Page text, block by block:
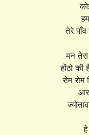
तेरे पाँव
मन
होंठो की
रोम रोम